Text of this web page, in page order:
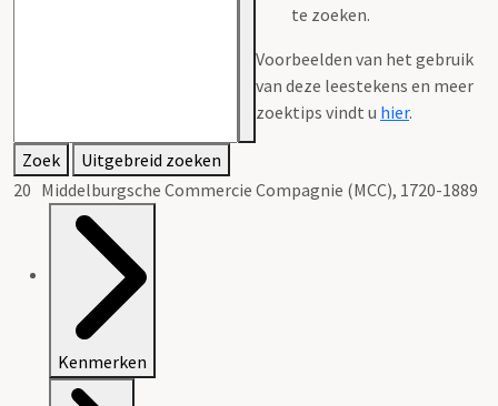
te zoeken.
Voorbeelden van het gebruik
van deze leestekens en meer
zoektips vindt u hier.
Zoek
Uitgebreid zoeken
20 Middelburgsche Commercie Compagnie (MCC), 1720-1889
Kenmerken